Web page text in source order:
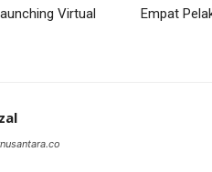
Virtual
Empat